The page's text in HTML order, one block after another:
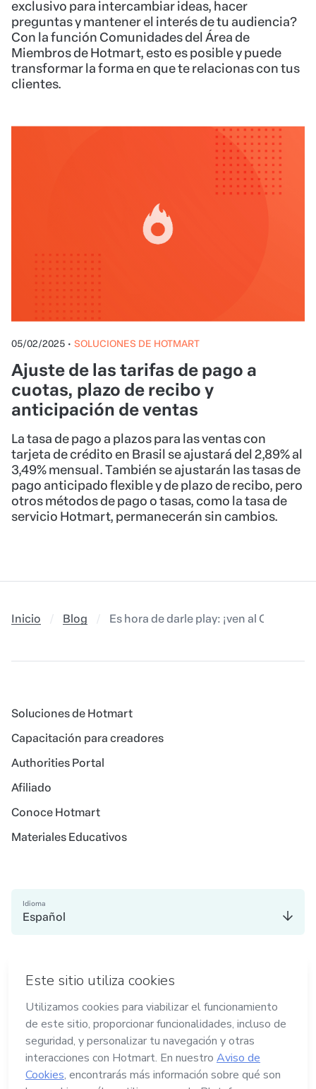
exclusivo para intercambiar ideas, hacer
preguntas y mantener el interés de tu audiencia?
Con la función Comunidades del Área de
Miembros de Hotmart, esto es posible y puede
transformar la forma en que te relacionas con tus
clientes.
05/02/2025 • SOLUCIONES DE HOTMART
Ajuste de las tarifas de pago a
cuotas, plazo de recibo y
anticipación de ventas
La tasa de pago a plazos para las ventas con
tarjeta de crédito en Brasil se ajustará del 2,89% al
3,49% mensual. También se ajustarán las tasas de
pago anticipado flexible y de plazo de recibo, pero
otros métodos de pago o tasas, como la tasa de
servicio Hotmart, permanecerán sin cambios.
Inicio Blog Es hora de darle play: ¡ven al Club
Soluciones de Hotmart
Capacitación para creadores
Authorities Portal
Afiliado
Conoce Hotmart
Materiales Educativos
Idioma
Español
Hecho con en Belo Horizonte